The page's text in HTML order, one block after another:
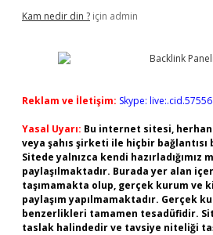
Kam nedir din ? için admin
Reklam ve İletişim: Skype:
Yasal Uyarı: Bu internet sitesi,
veya şahıs şirketi ile hiçbir
Sitede yalnızca kendi hazırladığımız
paylaşılmaktadır. Burada yer alan
taşımamakta olup, gerçek kurum ve
paylaşım yapılmamaktadır. Gerçek
benzerlikleri tamamen tesadüfidir.
taslak halindedir ve tavsiye niteliği